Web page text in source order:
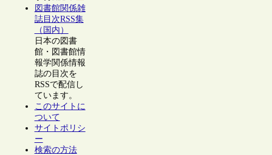
図書館関係雑
誌目次RSS集
（国内）
日本の図書
館・図書館情
報学関係情報
誌の目次を
RSSで配信し
ています。
このサイトに
ついて
サイトポリシ
ー
検索の方法